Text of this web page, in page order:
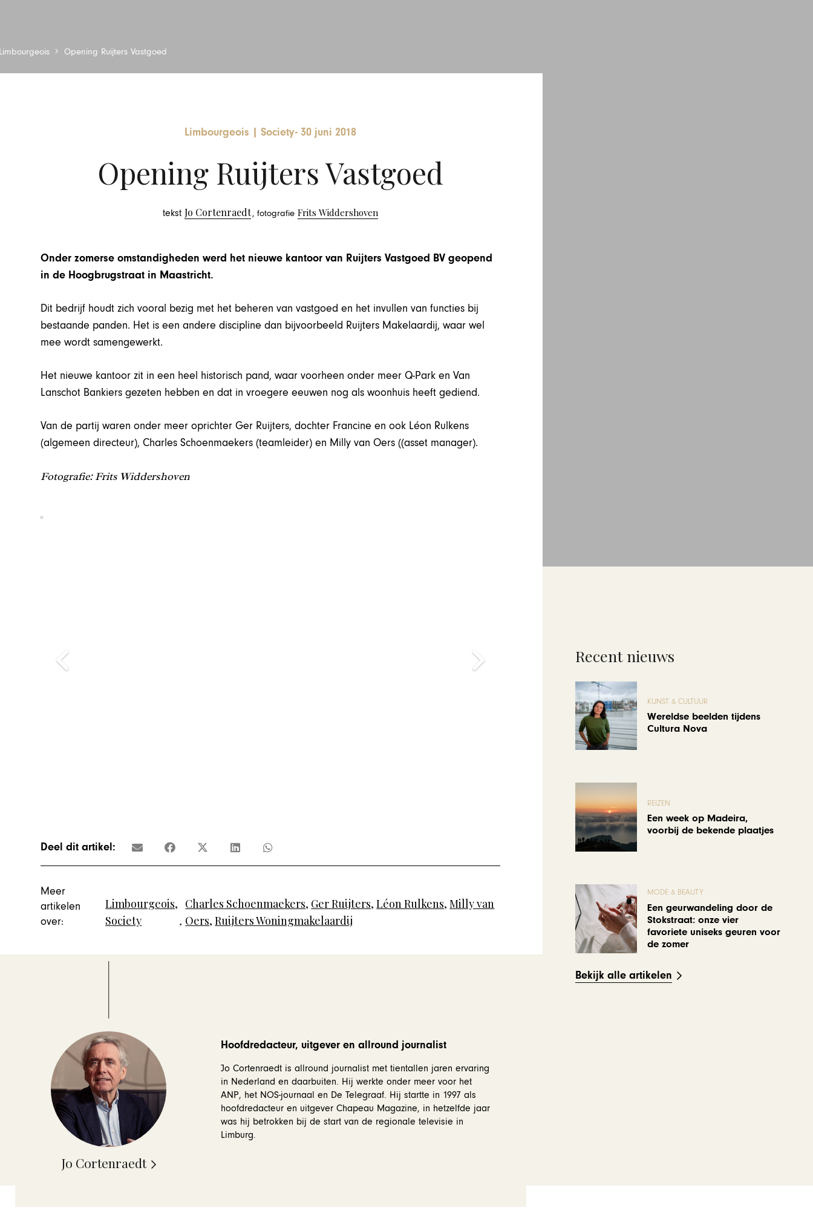
Opening Ruijters Vastgoed
Limbourgeois Society-30 juni 2018
Opening Ruijters Vastgoed
tekstJo Cortenraedt, fotografieFrits Widdershoven
Onder zomerse omstandigheden werd het nieuwe kantoor van Ruijters Vastgoed BV geopend
in de Hoogbrugstraat in Maastricht.
Dit bedrijf houdt zich vooral bezig met het beheren van vastgoed en het invullen van functies bij
bestaande panden. Het is een andere discipline dan bijvoorbeeld Ruijters Makelaardij, waar wel
mee wordt samengewerkt.
Het nieuwe kantoor zit in een heel historisch pand, waar voorheen onder meer Q-Park en Van
Lanschot Bankiers gezeten hebben en dat in vroegere eeuwen nog als woonhuis heeft gediend.
Van de partij waren onder meer oprichter Ger Ruijters, dochter Francine en ook Léon Rulkens
(algemeen directeur), Charles Schoenmaekers (teamleider) en Milly van Oers ((asset manager).
Fotografie: Frits Widdershoven
Deel dit artikel:
Meer
artikelen
over:
Limbourgeois,
Society
,
Charles Schoenmaekers, Ger Ruijters,Léon Rulkens,Milly van
Oers,Ruijters Woningmakelaardij
Jo Cortenraedt
Hoofdredacteur, uitgever en allround journalist
Jo Cortenraedt is allround journalist met tientallen jaren ervaring
in Nederland en daarbuiten. Hij werkte onder meer voor het
ANP, het NOS-journaal en De Telegraaf. Hij startte in 1997 als
hoofdredacteur en uitgever Chapeau Magazine, in hetzelfde jaar
was hij betrokken bij de start van de regionale televisie in
Limburg.
Recent nieuws
KUNST & CULTUUR
Wereldse beelden tijdens
Cultura Nova
REIZEN
Een week op Madeira,
voorbij de bekende plaatjes
MODE & BEAUTY
Een geurwandeling door de
Stokstraat: onze vier
favoriete uniseks geuren voor
de zomer
Bekijk alle artikelen